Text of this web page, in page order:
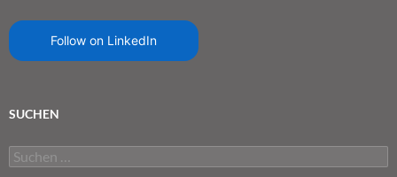
Follow on LinkedIn
SUCHEN
Suchen
nach: